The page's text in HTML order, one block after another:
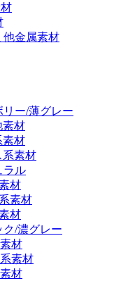
金属素材
ー/薄グレー
素材
素材
系素材
ラル
材
素材
材
/濃グレー
材
素材
材